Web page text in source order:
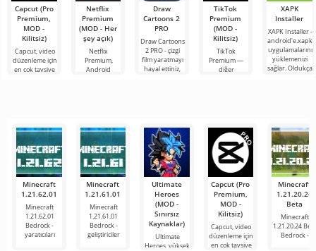
Capcut (Pro
Premium,
MOD -
Kilitsiz)
Capcut, video
düzenleme için
en çok tavsiye
Netflix
Premium
(MOD - Her
şey açık)
Netflix
Premium,
Android
Draw
Cartoons 2
PRO
Draw Cartoons
2 PRO - çizgi
film yaratmayı
hayal ettiniz,
TikTok
Premium
(MOD -
Kilitsiz)
TikTok
Premium —
diğer
sağlayan
XAPK
Installer
XAPK Installer -
android'e.xapk
uygulamalarını
yüklemenizi
sağlar. Oldukça
Minecraft
1.21.62.01
Minecraft
1.21.62.01
Bedrock -
yaratıcıları
Minecraft
1.21.61.01
Minecraft
1.21.61.01
Bedrock -
geliştiriciler
Ultimate
Heroes
(MOD -
Sınırsız
Kaynaklar)
Ultimate
Heroes, yüksek
Capcut (Pro
Premium,
MOD -
Kilitsiz)
Capcut, video
düzenleme için
en çok tavsiye
Minecraft
1.21.20.24
Beta
Minecraft
1.21.20.24
Bedrock -